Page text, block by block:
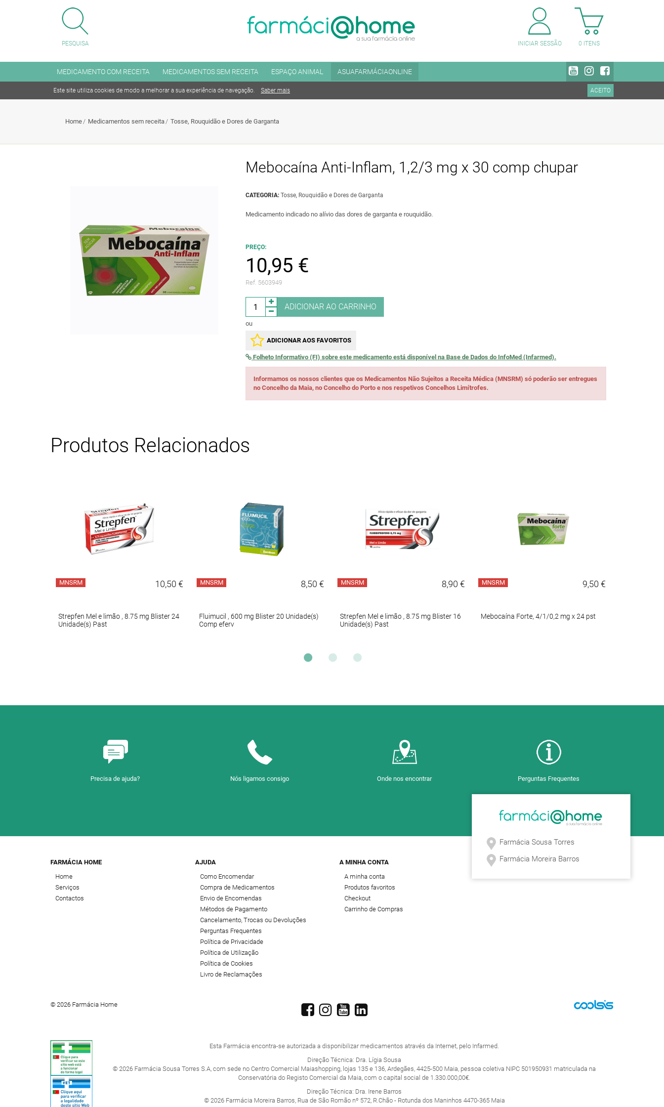
FECHAR MENU PESQUISAR CATEGORIAS
MENU
Descongestionantes
Diarreia, Cólicas e Obstipação
Dor, Febre e Inflamação
Enjoo, Azia e Má disposição
PESQUISA 0 ITENS
INICIAR SESSÃO
MEDICAMENTO COM RECEITA MEDICAMENTOS SEM RECEITA ESPAÇO ANIMAL ASUAFARMÁCIAONLINE
Este site utiliza cookies de modo a melhorar a sua experiência de navegação. Saber mais ACEITO
Home Medicamentos sem receita Tosse, Rouquidão e Dores de Garganta
Mebocaína Anti-Inflam, 1,2/3 mg x 30 comp chupar
CATEGORIA: Tosse, Rouquidão e Dores de Garganta
Medicamento indicado no alívio das dores de garganta e rouquidão.
PREÇO:
10,95 €
Ref. 5603949
ADICIONAR AO CARRINHO
ou
ADICIONAR AOS FAVORITOS
Folheto Informativo (FI) sobre este medicamento está disponível na Base de Dados do InfoMed (Infarmed).
Informamos os nossos clientes que os Medicamentos Não Sujeitos a Receita Médica (MNSRM) só poderão ser entregues
no Concelho da Maia, no Concelho do Porto e nos respetivos Concelhos Limítrofes.
Produtos Relacionados
MNSRM 10,50 €
Strepfen Mel e limão , 8.75 mg Blister 24
Unidade(s) Past
MNSRM 8,50 €
Fluimucil , 600 mg Blister 20 Unidade(s)
Comp eferv
MNSRM 8,90 €
Strepfen Mel e limão , 8.75 mg Blister 16
Unidade(s) Past
MNSRM 9,50 €
Mebocaína Forte, 4/1/0,2 mg x 24 pst
Precisa de ajuda? Nós ligamos consigo Onde nos encontrar Perguntas Frequentes
FARMÁCIA HOME
Home
Serviços
Contactos
AJUDA
Como Encomendar
Compra de Medicamentos
Envio de Encomendas
Métodos de Pagamento
Cancelamento, Trocas ou Devoluções
Perguntas Frequentes
Política de Privacidade
Política de Utilização
Política de Cookies
Livro de Reclamações
A MINHA CONTA
A minha conta
Produtos favoritos
Checkout
Carrinho de Compras
Farmácia Sousa Torres
Farmácia Moreira Barros
© 2026 Farmácia Home
Esta Farmácia encontra-se autorizada a disponibilizar medicamentos através da Internet, pelo Infarmed.
Direção Técnica: Dra. Lígia Sousa
© 2026 Farmácia Sousa Torres S.A, com sede no Centro Comercial Maiashopping, lojas 135 e 136, Ardegães, 4425-500 Maia, pessoa coletiva NIPC 501950931 matriculada na
Conservatória do Registo Comercial da Maia, com o capital social de 1.330.000,00€.
Direção Técnica: Dra. Irene Barros
© 2026 Farmácia Moreira Barros, Rua de São Romão nº 572, R.Chão - Rotunda dos Maninhos 4470-365 Maia